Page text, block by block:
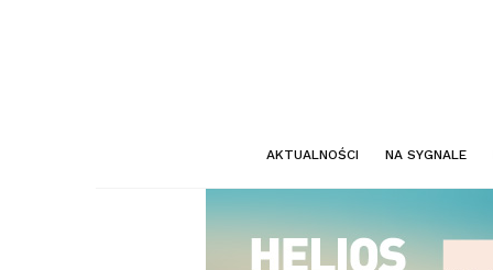
AKTUALNOŚCI NA SYGNALE